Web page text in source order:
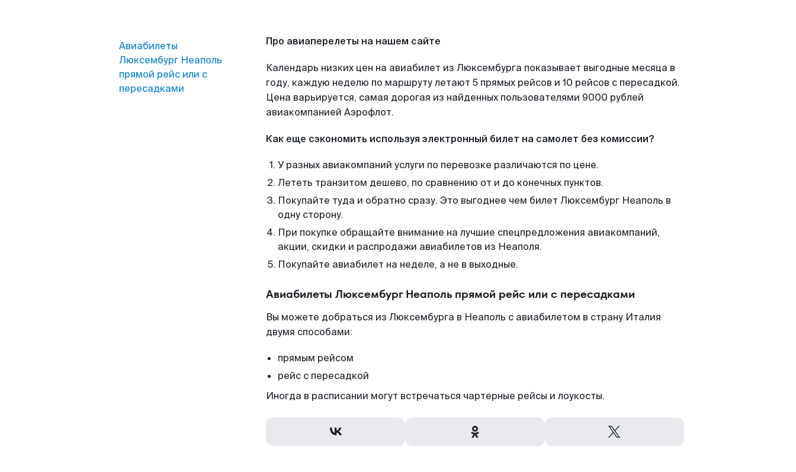
Авиабилеты
Люксембург Неаполь
прямой рейс или с
пересадками
Про авиаперелеты на нашем сайте
Календарь низких цен на авиабилет из Люксембурга показывает выгодные месяца в
году, каждую неделю по маршруту летают 5 прямых рейсов и 10 рейсов с пересадкой.
Цена варьируется, самая дорогая из найденных пользователями 9000 рублей
авиакомпанией Аэрофлот.
Как еще сэкономить используя электронный билет на самолет без комиссии?
У разных авиакомпаний услуги по перевозке различаются по цене.
Лететь транзитом дешево, по сравнению от и до конечных пунктов.
Покупайте туда и обратно сразу. Это выгоднее чем билет Люксембург Неаполь в
одну сторону.
При покупке обращайте внимание на лучшие спецпредложения авиакомпаний,
акции, скидки и распродажи авиабилетов из Неаполя.
Покупайте авиабилет на неделе, а не в выходные.
Авиабилеты Люксембург Неаполь прямой рейс или с пересадками
Вы можете добраться из Люксембурга в Неаполь с авиабилетом в страну Италия
двумя способами:
прямым рейсом
рейс с пересадкой
Иногда в расписании могут встречаться чартерные рейсы и лоукосты.